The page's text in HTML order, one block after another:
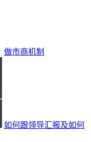
做市商机制
如何跟领导汇报及如何